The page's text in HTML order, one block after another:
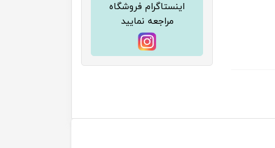
اینستاگرام فروشگاه
مراجعه نمایید